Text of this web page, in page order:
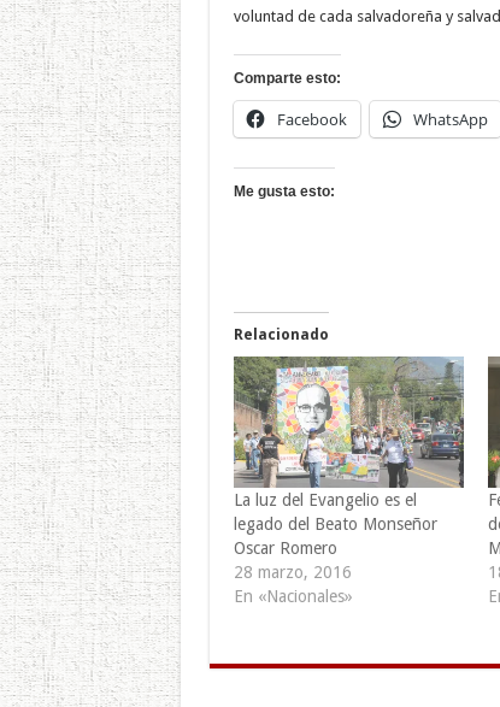
voluntad de cada salvadoreña y
Comparte esto:
Facebook WhatsApp
Me gusta esto:
Relacionado
La luz del Evangelio es el
legado del Beato Monseñor
Oscar Romero
28 marzo, 2016
En «Nacionales»